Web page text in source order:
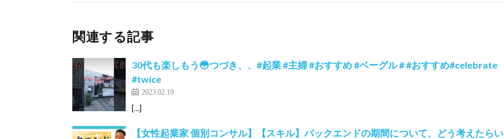
関連する記事
30代も楽しもう😳つづき、、#起業 #主婦 #おすすめ #ベーグル # #おすすめ#celebrate
#twice
2023.02.19
[…]
【女性起業家 個別コンサル】【スキル】バックエンドの期間について、どう考えたらい